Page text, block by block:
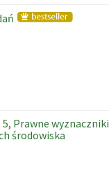
Prawne wyznaczniki
środowiska